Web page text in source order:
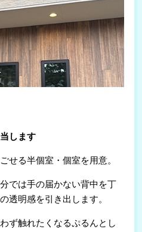
します
せる半個室・個室を用意。
では手の届かない背中を丁
透明感を引き出します。
ず触れたくなるぷるんとし